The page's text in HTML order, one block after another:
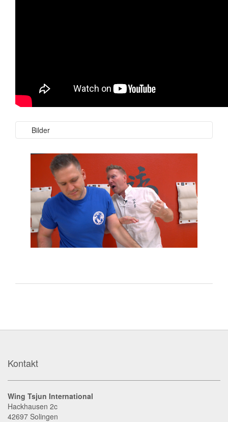
Bilder
Kontakt
Wing Tsjun International
Hackhausen 2c
42697 Solingen